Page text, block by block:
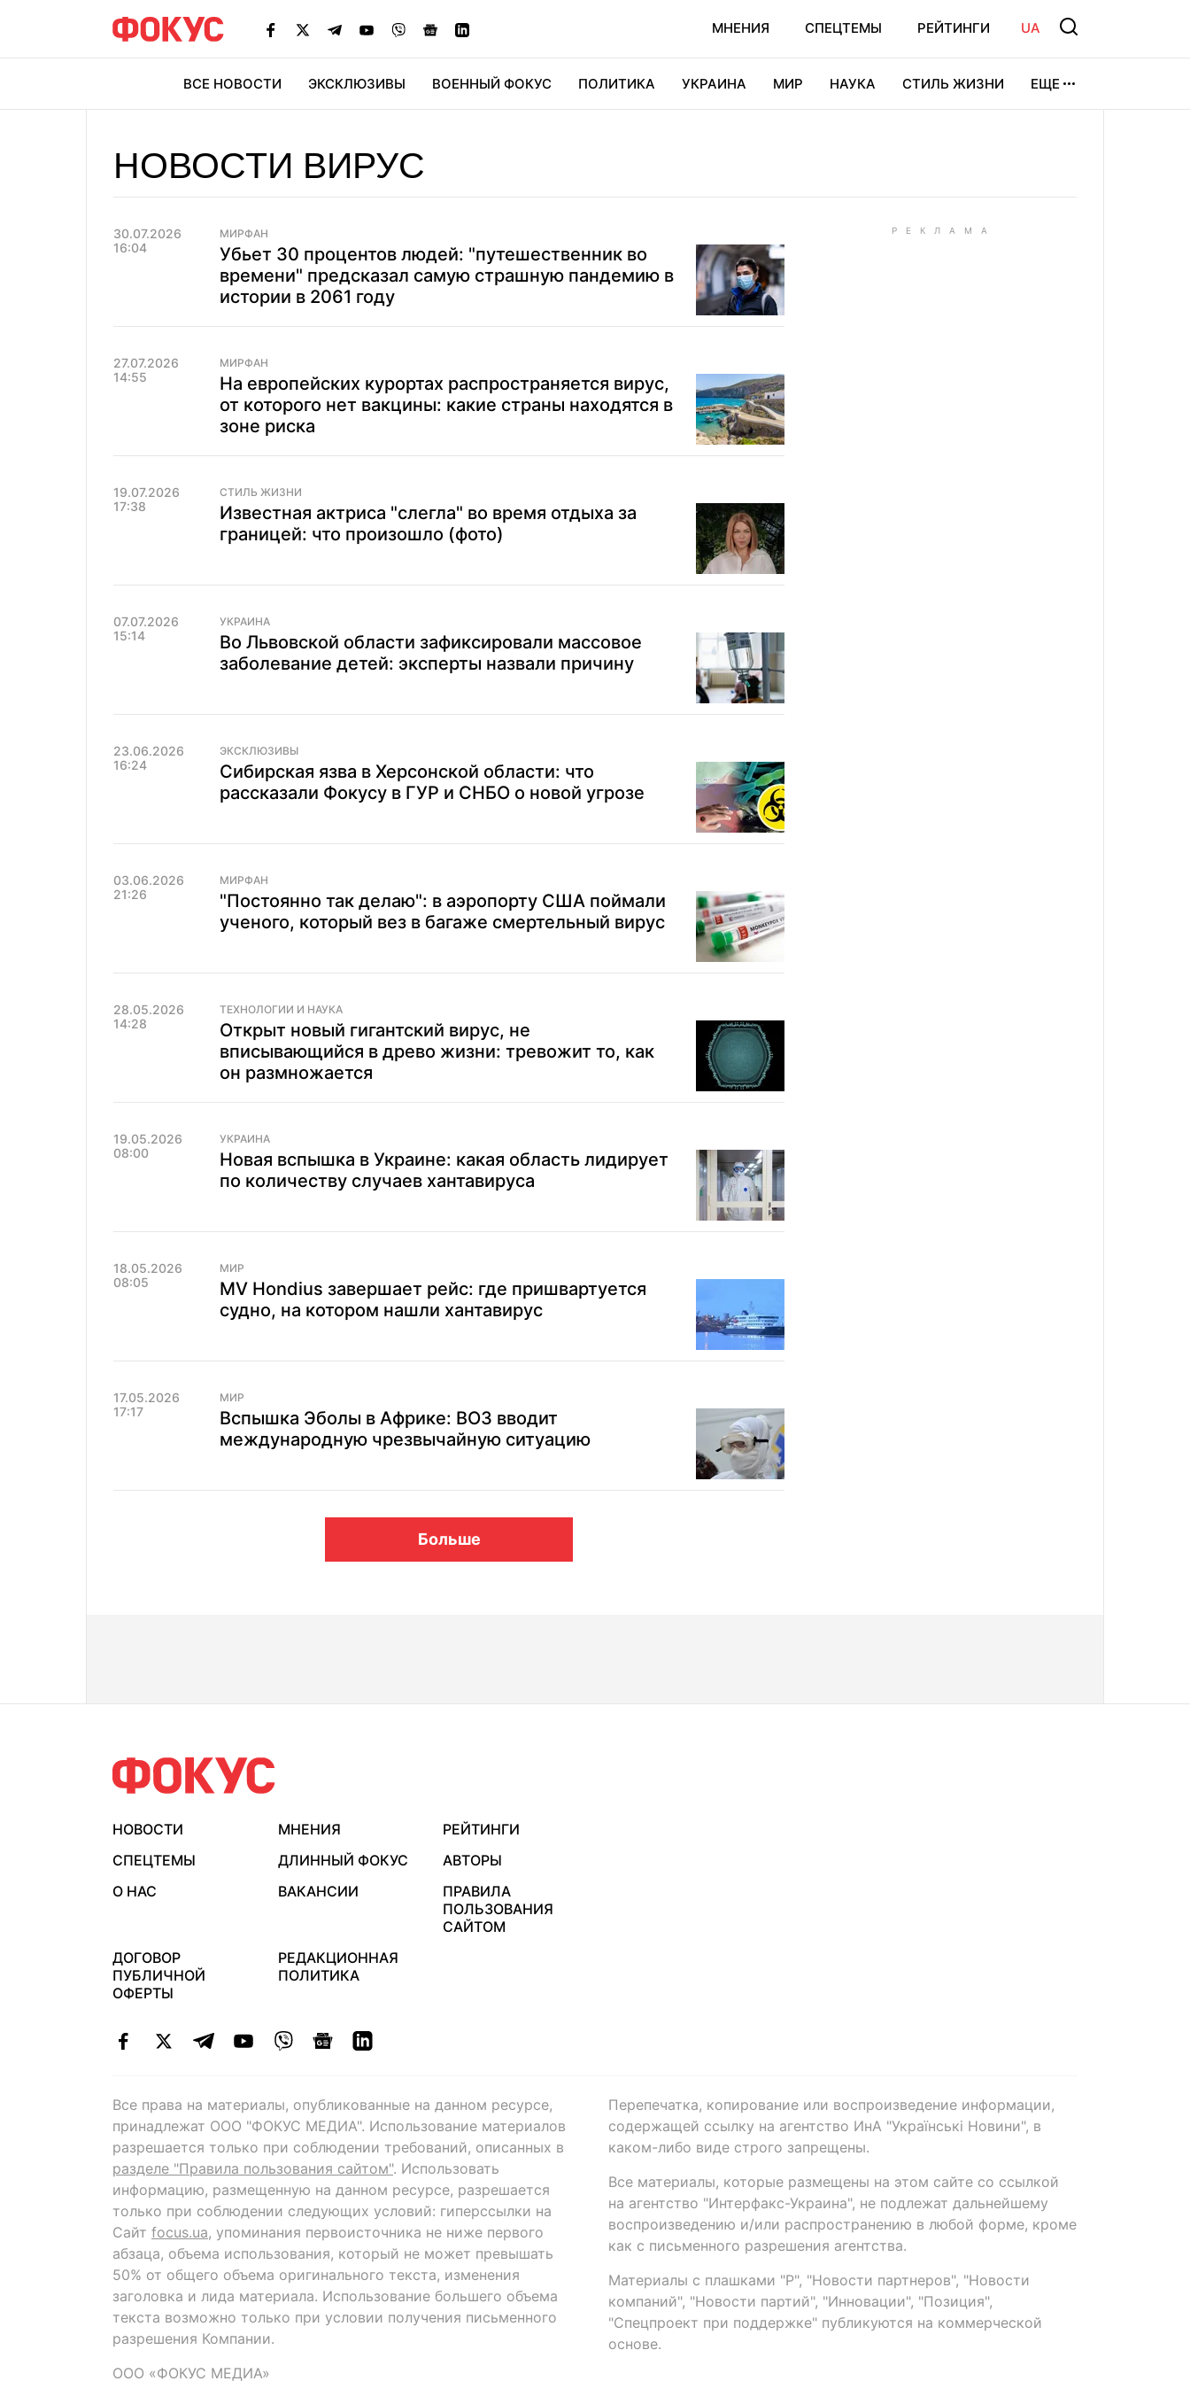
МНЕНИЯ СПЕЦТЕМЫ РЕЙТИНГИ UA
ВСЕ НОВОСТИ ЭКСКЛЮЗИВЫ ВОЕННЫЙ ФОКУС ПОЛИТИКА УКРАИНА МИР НАУКА СТИЛЬ ЖИЗНИ ЕЩЕ
НОВОСТИ ВИРУС
30.07.2026
16:04
МИРФАН
Убьет 30 процентов людей: "путешественник во
времени" предсказал самую страшную пандемию в
истории в 2061 году
27.07.2026
14:55
МИРФАН
На европейских курортах распространяется вирус,
от которого нет вакцины: какие страны находятся в
зоне риска
19.07.2026
17:38
СТИЛЬ ЖИЗНИ
Известная актриса "слегла" во время отдыха за
границей: что произошло (фото)
07.07.2026
15:14
УКРАИНА
Во Львовской области зафиксировали массовое
заболевание детей: эксперты назвали причину
23.06.2026
16:24
ЭКСКЛЮЗИВЫ
Сибирская язва в Херсонской области: что
рассказали Фокусу в ГУР и СНБО о новой угрозе
03.06.2026
21:26
МИРФАН
"Постоянно так делаю": в аэропорту США поймали
ученого, который вез в багаже смертельный вирус
28.05.2026
14:28
ТЕХНОЛОГИИ И НАУКА
Открыт новый гигантский вирус, не
вписывающийся в древо жизни: тревожит то, как
он размножается
19.05.2026
08:00
УКРАИНА
Новая вспышка в Украине: какая область лидирует
по количеству случаев хантавируса
18.05.2026
08:05
МИР
MV Hondius завершает рейс: где пришвартуется
судно, на котором нашли хантавирус
17.05.2026
17:17
МИР
Вспышка Эболы в Африке: ВОЗ вводит
международную чрезвычайную ситуацию
Больше
НОВОСТИ МНЕНИЯ
РЕЙТИНГИ
СПЕЦТЕМЫ
ДЛИННЫЙ ФОКУС
АВТОРЫ
О НАС
ВАКАНСИИ
ПРАВИЛА
ПОЛЬЗОВАНИЯ
САЙТОМ
ДОГОВОР
ПУБЛИЧНОЙ
ОФЕРТЫ
РЕДАКЦИОННАЯ
ПОЛИТИКА
Все права на материалы, опубликованные на данном ресурсе,
принадлежат ООО "ФОКУС МЕДИА". Использование материалов
разрешается только при соблюдении требований, описанных в
разделе "Правила пользования сайтом". Использовать
информацию, размещенную на данном ресурсе, разрешается
только при соблюдении следующих условий: гиперссылки на
Сайт focus.ua, упоминания первоисточника не ниже первого
абзаца, объема использования, который не может превышать
50% от общего объема оригинального текста, изменения
заголовка и лида материала. Использование большего объема
текста возможно только при условии получения письменного
разрешения Компании.
ООО «ФОКУС МЕДИА»
Перепечатка, копирование или воспроизведение информации,
содержащей ссылку на агентство ИнА "Українські Новини", в
каком-либо виде строго запрещены.
Все материалы, которые размещены на этом сайте со ссылкой
на агентство "Интерфакс-Украина", не подлежат дальнейшему
воспроизведению и/или распространению в любой форме, кроме
как с письменного разрешения агентства.
Материалы с плашками "Р", "Новости партнеров", "Новости
компаний", "Новости партий", "Инновации", "Позиция",
"Спецпроект при поддержке" публикуются на коммерческой
основе.